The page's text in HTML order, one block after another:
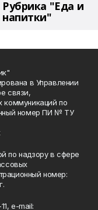
Рубрика "Еда и
напитки"
в Управлении
связи,
коммуникаций по
номер ПИ № ТУ
по надзору в сфере
номер:
e-mail: